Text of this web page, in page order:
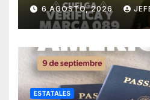
Michoacán
6 AGOSTO, 2026
ESTATALES